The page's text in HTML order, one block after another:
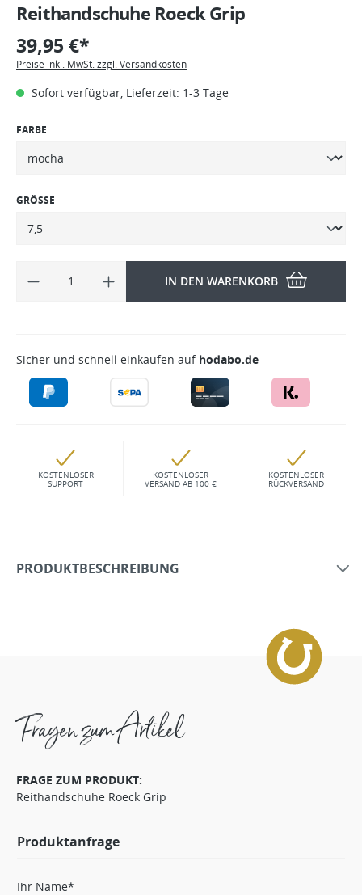
Reithandschuhe Roeck Grip
39,95 €*
Preise inkl. MwSt. zzgl. Versandkosten
Sofort verfügbar, Lieferzeit: 1-3 Tage
FARBE
GRÖSSE
IN DEN WARENKORB
Sicher und schnell einkaufen auf hodabo.de
KOSTENLOSER
SUPPORT
KOSTENLOSER
VERSAND AB 100 €
KOSTENLOSER
RÜCKVERSAND
PRODUKTBESCHREIBUNG
Fragen zum Artikel
FRAGE ZUM PRODUKT:
Reithandschuhe Roeck Grip
Produktanfrage
Ihr Name*